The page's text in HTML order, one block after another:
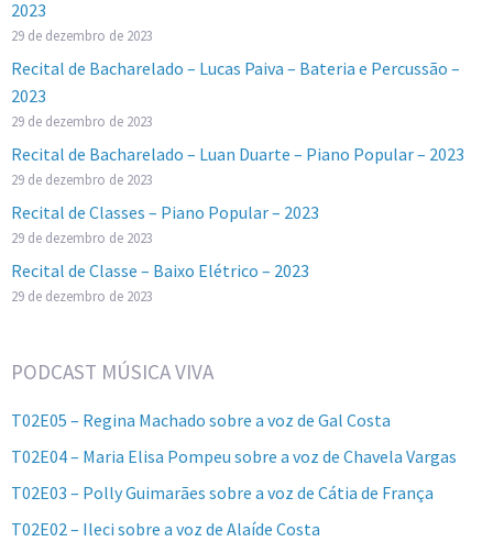
2023
29 de dezembro de 2023
Recital de Bacharelado – Lucas Paiva – Bateria e Percussão –
2023
29 de dezembro de 2023
Recital de Bacharelado – Luan Duarte – Piano Popular – 2023
29 de dezembro de 2023
Recital de Classes – Piano Popular – 2023
29 de dezembro de 2023
Recital de Classe – Baixo Elétrico – 2023
29 de dezembro de 2023
PODCAST MÚSICA VIVA
T02E05 – Regina Machado sobre a voz de Gal Costa
T02E04 – Maria Elisa Pompeu sobre a voz de Chavela Vargas
T02E03 – Polly Guimarães sobre a voz de Cátia de França
T02E02 – Ileci sobre a voz de Alaíde Costa